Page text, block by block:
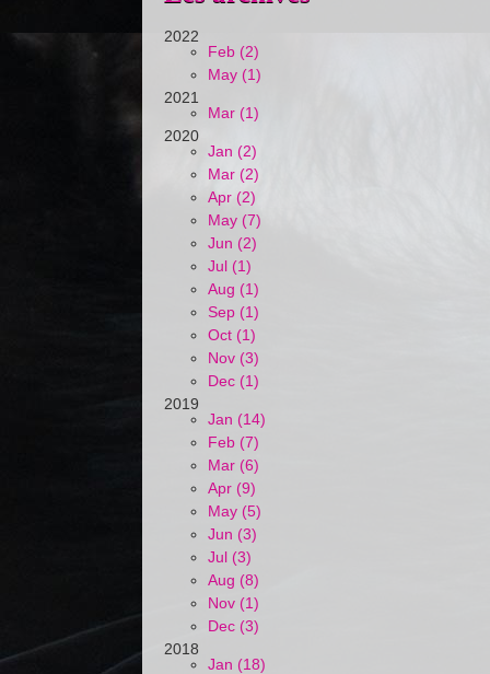
2022
Feb (2)
May (1)
2021
Mar (1)
2020
Jan (2)
Mar (2)
Apr (2)
May (7)
Jun (2)
Jul (1)
Aug (1)
Sep (1)
Oct (1)
Nov (3)
Dec (1)
2019
Jan (14)
Feb (7)
Mar (6)
Apr (9)
May (5)
Jun (3)
Jul (3)
Aug (8)
Nov (1)
Dec (3)
2018
Jan (18)